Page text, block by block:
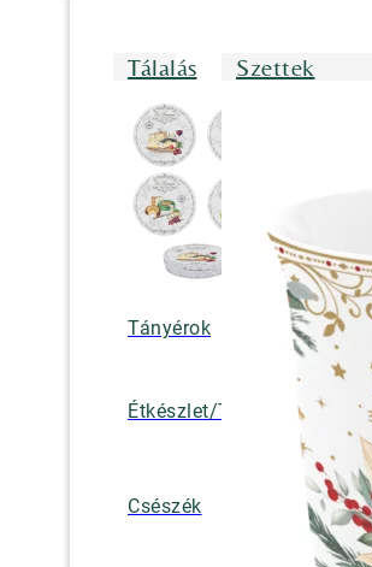
Tálalás
Tányérok
Étkészlet/Tányérkészlet
Csészék
Szettek